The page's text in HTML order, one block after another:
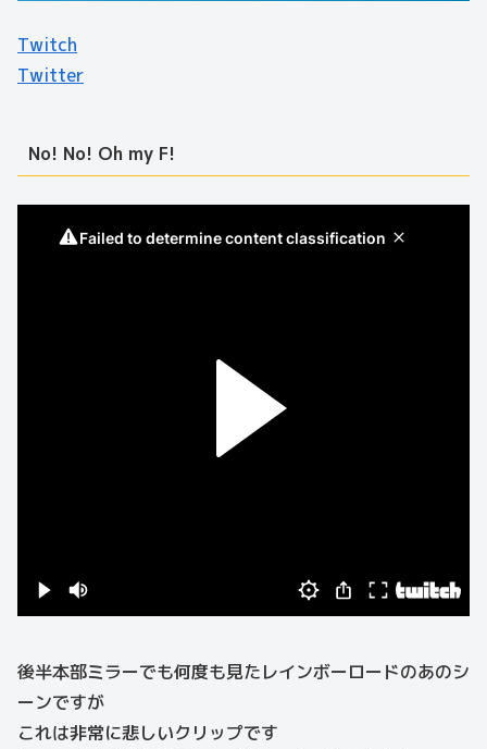
Twitch
Twitter
No! No! Oh my F!
後半本部ミラーでも何度も見たレインボーロードのあのシ
ーンですが
これは非常に悲しいクリップです